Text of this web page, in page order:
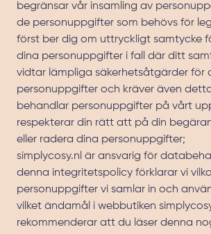
begränsar vår insamling av
de personuppgifter som behövs för
först ber dig om uttryckligt samtycke
dina personuppgifter i fall där ditt
vidtar lämpliga säkerhetsåtgärder för
personuppgifter och kräver även
behandlar personuppgifter på vårt
respekterar din rätt att på din
eller radera dina personuppgifter;
simplycosy.nl är ansvarig för
denna integritetspolicy förklarar vi vilka
personuppgifter vi samlar in och
vilket ändamål i webbutiken
rekommenderar att du läser denna